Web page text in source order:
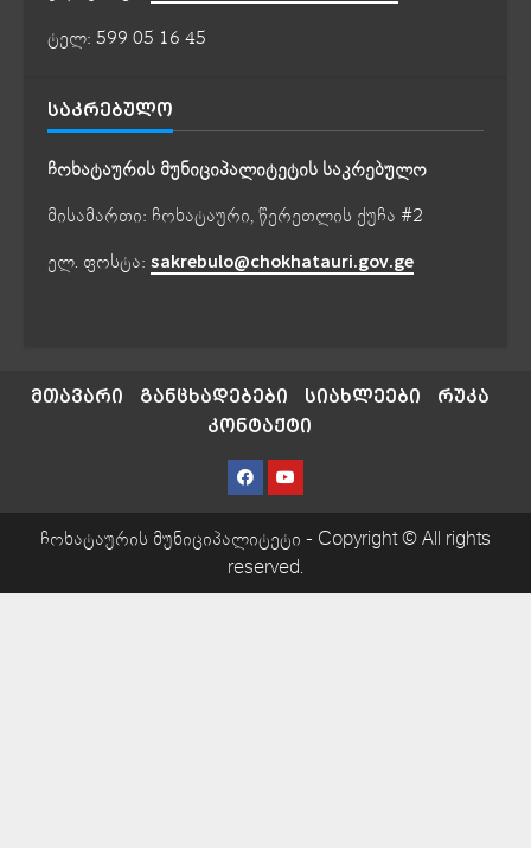
ტელ: 599 05 16 45
ᲡᲐᲙᲠᲔᲑᲣᲚᲝ
ჩოხატაურის მუნიციპალიტეტის საკრებულო
მისამართი: ჩოხატაური, წერეთლის ქუჩა #2
ელ. ფოსტა: sakrebulo@chokhatauri.gov.ge
მთავარი განცხადებები სიახლეები
რუკა
კონტაქტი
ჩოხატაურის მუნიციპალიტეტი - Copyright © All rights
reserved.